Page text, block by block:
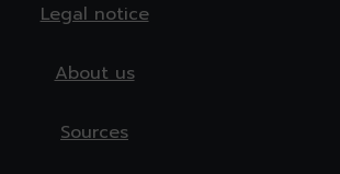
Legal notice
About us
Sources